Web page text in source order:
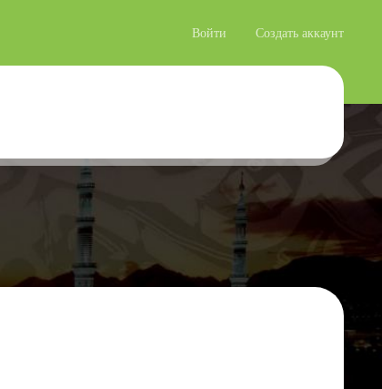
Войти Создать аккаунт